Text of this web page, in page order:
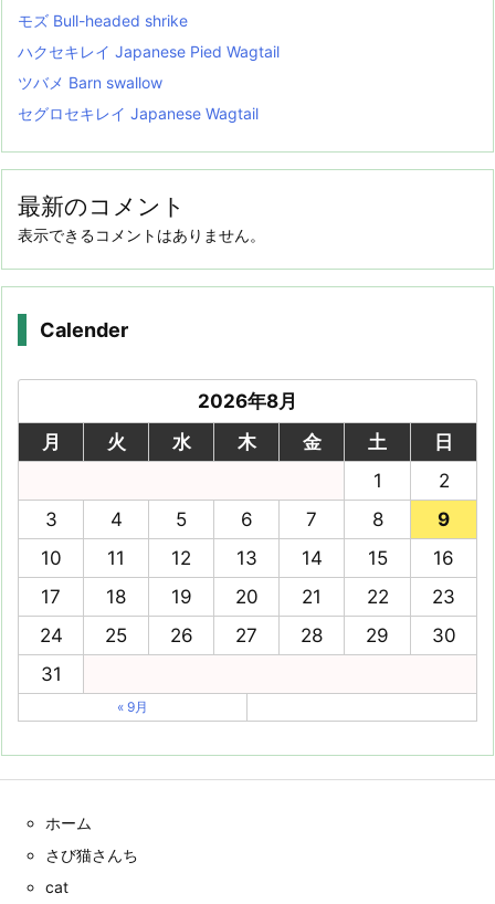
モズ Bull-headed shrike
ハクセキレイ Japanese Pied Wagtail
ツバメ Barn swallow
セグロセキレイ Japanese Wagtail
最新のコメント
表示できるコメントはありません。
Calender
2026年8月
月
火 水 木 金 土
日
1
2
3
4 5 6 7 8
9
10
11 12 13 14 15
16
17
18 19 20 21 22
23
24
25 26 27 28 29
30
31
« 9月
ホーム
さび猫さんち
cat